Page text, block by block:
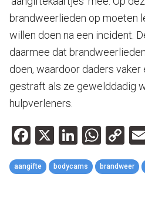
brandweerlieden op moeten
willen doen na een incident.
daarmee dat
doen, waardoor daders vaker
gestraft als ze gewelddadig
hulpverleners.
Facebook
X LinkedIn
aangifte bodycams brandweer